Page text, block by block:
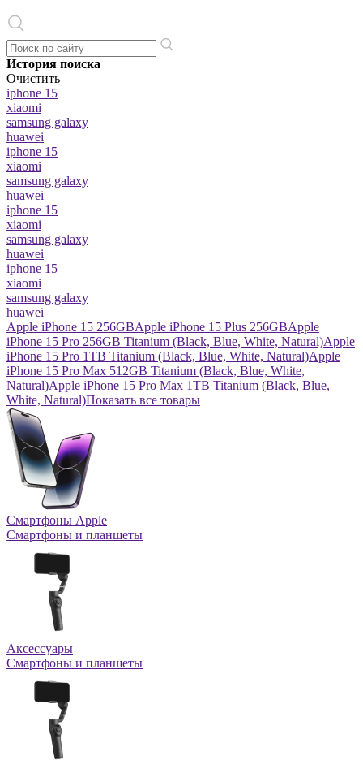
История поиска
Очистить
iphone 15
xiaomi
samsung galaxy
huawei
iphone 15
xiaomi
samsung galaxy
huawei
iphone 15
xiaomi
samsung galaxy
huawei
iphone 15
xiaomi
samsung galaxy
huawei
Apple iPhone 15 256GBApple iPhone 15 Plus 256GBApple
iPhone 15 Pro 256GB Titanium (Black, Blue, White, Natural)Apple
iPhone 15 Pro 1TB Titanium (Black, Blue, White, Natural)Apple
iPhone 15 Pro Max 512GB Titanium (Black, Blue, White,
Natural)Apple iPhone 15 Pro Max 1TB Titanium (Black, Blue,
White, Natural)Показать все товары
Смартфоны Apple
Смартфоны и планшеты
Аксессуары
Смартфоны и планшеты